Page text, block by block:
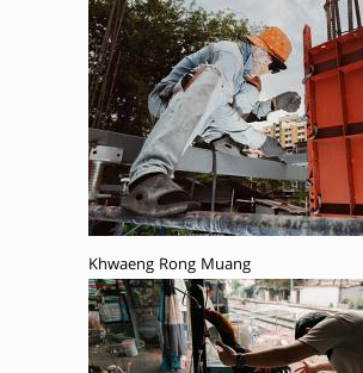
Khwaeng Rong Muang